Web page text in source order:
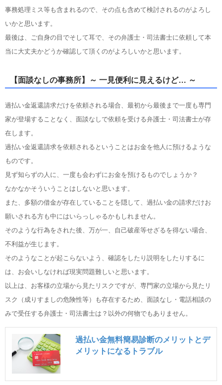
事務処理ミス等も含まれるので、その点も含めて検討されるのがよろし
いかと思います。
最後は、ご自身の目でそして耳で、その弁護士・司法書士に依頼して本
当に大丈夫かどうか確認して頂くのがよろしいかと思います。
【面談なしの事務所】～ 一見便利に見えるけど… ～
過払い金返還請求だけを依頼される場合、最初から最後まで一度も専門
家が登場することなく、面談なしで依頼を受ける弁護士・司法書士が存
在します。
過払い金返還請求を依頼されるということはお金を他人に預けるような
ものです。
見ず知らずの人に、一度も会わずにお金を預けるものでしょうか？
なかなかそういうことはしないと思います。
また、多額の借金が存在していることを隠して、過払い金の請求だけお
願いされる方も中にはいらっしゃるかもしれません。
そのような行為をされた後、万が一、自己破産等せざるを得ない場合、
不利益が生じます。
そのようなことが起こらないよう、確認をしたり説明をしたりするに
は、お会いしなければ現実問題難しいと思います。
以上は、お客様の立場から見たリスクですが、専門家の立場から見たリ
スク（成りすましの危険性等）も存在するため、面談なし・電話相談の
みで受任する弁護士・司法書士は？以外の何物でもありません。
過払い金無料簡易診断のメリットとデ
メリットになるトラブル